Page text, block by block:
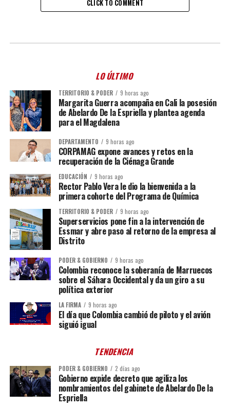
CLICK TO COMMENT
LO ÚLTIMO
TERRITORIO & PODER 9 horas ago
Margarita Guerra acompaña en Cali la posesión
de Abelardo De la Espriella y plantea agenda
para el Magdalena
DEPARTAMENTO 9 horas ago
CORPAMAG expone avances y retos en la
recuperación de la Ciénaga Grande
EDUCACIÓN 9 horas ago
Rector Pablo Vera le dio la bienvenida a la
primera cohorte del Programa de Química
TERRITORIO & PODER 9 horas ago
Superservicios pone fin a la intervención de
Essmar y abre paso al retorno de la empresa al
Distrito
PODER & GOBIERNO 9 horas ago
Colombia reconoce la soberanía de Marruecos
sobre el Sáhara Occidental y da un giro a su
política exterior
LA FIRMA 9 horas ago
El día que Colombia cambió de piloto y el avión
siguió igual
TENDENCIA
PODER & GOBIERNO 2 días ago
Gobierno expide decreto que agiliza los
nombramientos del gabinete de Abelardo De la
Espriella